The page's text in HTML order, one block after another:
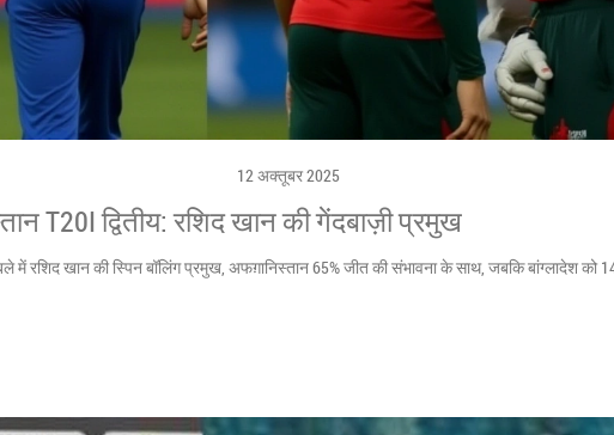
12 अक्तूबर 2025
T20I द्वितीय: रशिद खान की गेंदबाज़ी प्रमुख
में रशिद खान की स्पिन बॉलिंग प्रमुख, अफग़ानिस्तान 65% जीत की संभावना के साथ, जबकि बांग्लादेश को